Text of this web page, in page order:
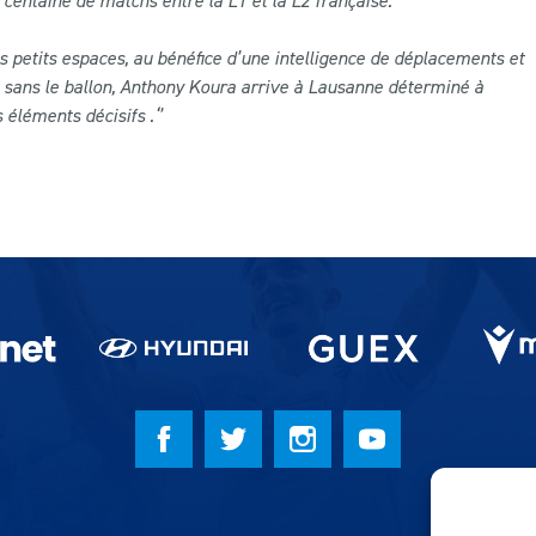
espaces, au bénéfice d’une intelligence de déplacements et
le ballon, Anthony Koura arrive à Lausanne déterminé à
décisifs .‘’